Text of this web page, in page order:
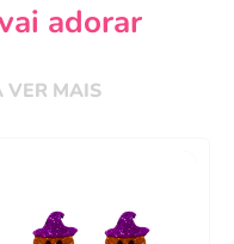
adorar
VER MAIS
com